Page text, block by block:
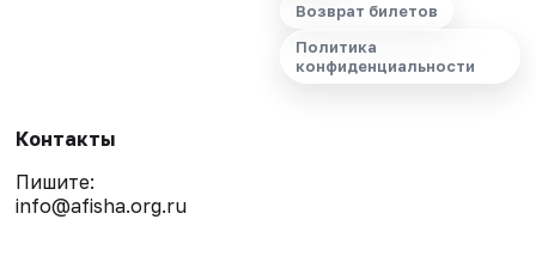
Возврат билетов
Политика
конфиденциальности
Контакты
Пишите:
info@afisha.org.ru